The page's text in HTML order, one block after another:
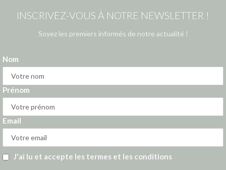
INSCRIVEZ-VOUS À NOTRE NEWSLETTER !
Soyez les premiers informés de notre actualité !
Nom
Prénom
Email
J'ai lu et accepte les termes et les conditions